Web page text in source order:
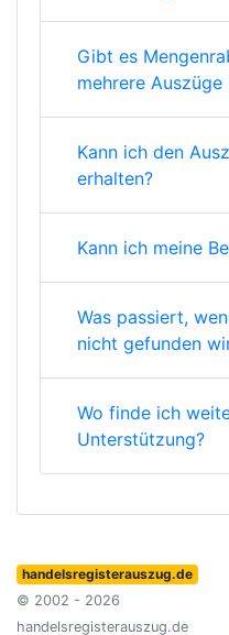
Gibt es
mehrere Auszüge
Kann ich den
erhalten?
Kann ich meine
Was passiert,
nicht gefunden
Wo finde ich
Unterstützung?
handelsregisterauszug.de
© 2002 - 2026
handelsregisterauszug.de